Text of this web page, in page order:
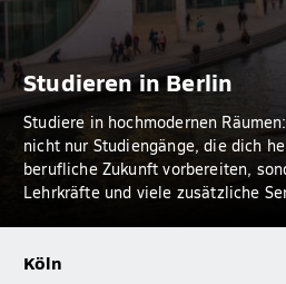
Studieren in Berlin
Studiere in hochmodernen
nicht nur Studiengänge, die dich
berufliche Zukunft vorbereiten,
Lehrkräfte und viele zusätzliche
Köln